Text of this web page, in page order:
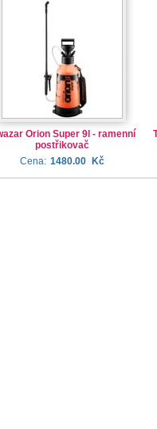
Orion Super 9l - ramenní
postřikovač
Cena: 1480.00 Kč